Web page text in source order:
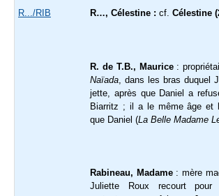
R.../RIB R…, Célestine : cf. Célestine
R. de T.B., Maurice :
Naïada , dans les bras duquel
jette, après que Daniel a
Biarritz ; il a le même âge et
que Daniel (La Belle Madame
Rabineau, Madame : mère
Juliette Roux recourt pour